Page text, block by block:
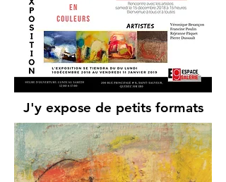
J'y expose de petits formats